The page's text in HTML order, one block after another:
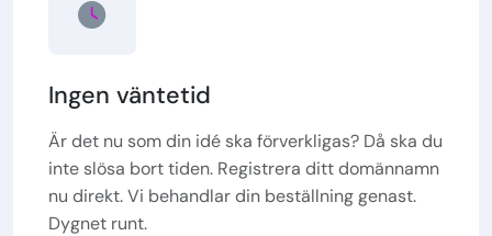
Ingen väntetid
Är det nu som din idé ska förverkligas? Då ska du
inte slösa bort tiden. Registrera ditt domännamn
nu direkt. Vi behandlar din beställning genast.
Dygnet runt.